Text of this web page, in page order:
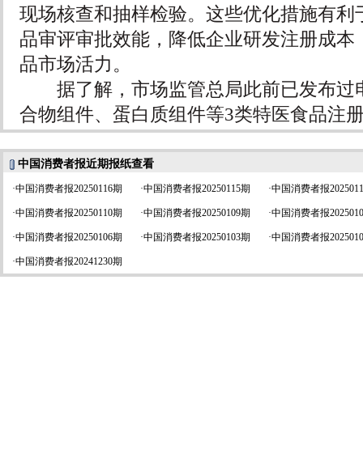
现场核查和抽样检验。这些优化措施有利
品审评审批效能，降低企业研发注册成本
品市场活力。
据了解，市场监管总局此前已发布过
合物组件、蛋白质组件等3类特医食品注
中国消费者报近期报纸查看
·中国消费者报20250116期 ·中国消费者报20250115期 ·中国消费者报
·中国消费者报20250110期 ·中国消费者报20250109期 ·中国消费者报
·中国消费者报20250106期 ·中国消费者报20250103期 ·中国消费者报
·中国消费者报20241230期